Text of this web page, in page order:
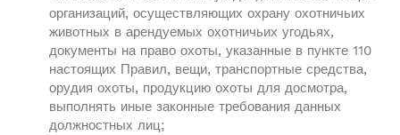
организаций, осуществляющих охрану охотничьих
животных в арендуемых охотничьих угодьях,
документы на право охоты, указанные в пункте 110
настоящих Правил, вещи, транспортные средства,
орудия охоты, продукцию охоты для досмотра,
выполнять иные законные требования данных
должностных лиц;